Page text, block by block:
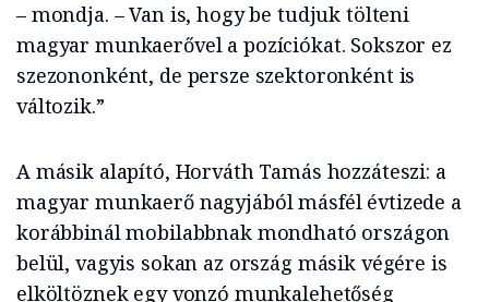
– mondja. – Van is, hogy be tudjuk tölteni
magyar munkaerővel a pozíciókat. Sokszor ez
szezononként, de persze szektoronként is
változik.”
A másik alapító, Horváth Tamás hozzáteszi: a
magyar munkaerő nagyjából másfél évtizede a
korábbinál mobilabbnak mondható országon
belül, vagyis sokan az ország másik végére is
elköltöznek egy vonzó munkalehetőség